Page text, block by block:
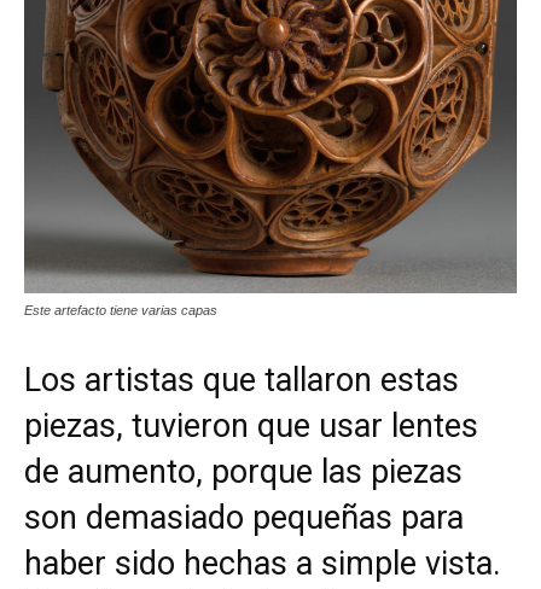
Este artefacto tiene varias capas
Los artistas que tallaron estas
piezas, tuvieron que usar lentes
de aumento, porque las piezas
son demasiado pequeñas para
haber sido hechas a simple vista.